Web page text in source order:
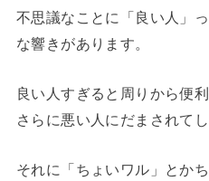
不思議なことに「良い人」
な響きがあります。
良い人すぎると周りから便
さらに悪い人にだまされて
それに「ちょいワル」とか